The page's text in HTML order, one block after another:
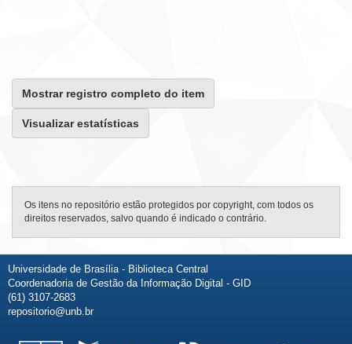
Mostrar registro completo do item
Visualizar estatísticas
Os itens no repositório estão protegidos por copyright, com todos os
direitos reservados, salvo quando é indicado o contrário.
Universidade de Brasília - Biblioteca Central
Coordenadoria de Gestão da Informação Digital - GID
(61) 3107-2683
repositorio@unb.br